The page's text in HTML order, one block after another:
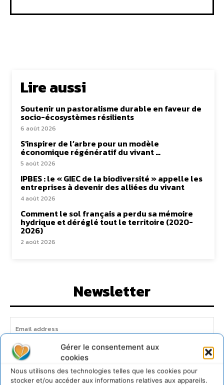
Gérer le consentement aux
cookies
Nous utilisons des technologies telles que les cookies pour
stocker et/ou accéder aux informations relatives aux appareils.
Lire aussi
Soutenir un pastoralisme durable en faveur de
socio-écosystèmes résilients
6 août 2026
S’inspirer de l’arbre pour un modèle
économique régénératif du vivant …
5 août 2026
IPBES : le « GIEC de la biodiversité » appelle les
entreprises à devenir des alliées du vivant
4 août 2026
Comment le sol français a perdu sa mémoire
hydrique et déréglé tout le territoire (2020-
2026)
2 août 2026
Newsletter